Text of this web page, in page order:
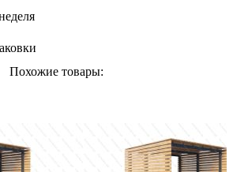
Похожие товары: